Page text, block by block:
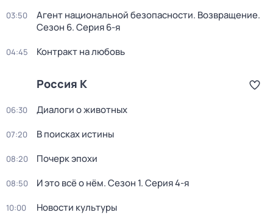
03:50 Агент национальной безопасности. Возвращение.
Сезон 6. Серия 6-я
04:45 Контракт на любовь
Россия К
06:30 Диалоги о животных
07:20 В поисках истины
08:20 Почерк эпохи
08:50 И это всё о нём. Сезон 1. Серия 4-я
10:00 Новости культуры